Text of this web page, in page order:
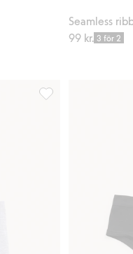
Seamless
99 kr. 3 för 2